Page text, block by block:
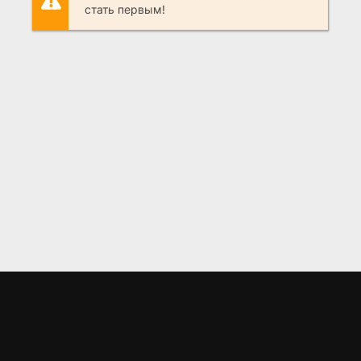
стать первым!